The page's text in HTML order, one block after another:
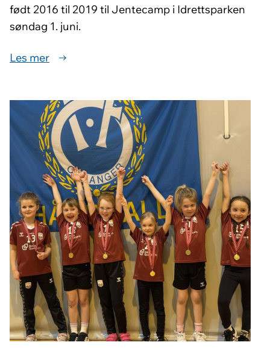
født 2016 til 2019 til Jentecamp i Idrettsparken
søndag 1. juni.
Les mer